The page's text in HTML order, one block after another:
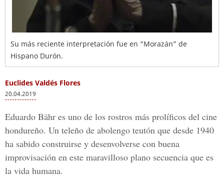
Su más reciente interpretación fue en “Morazán” de
Hispano Durón.
Euclides Valdés Flores
20.04.2019
Eduardo Bähr es uno de los rostros más prolíficos del cine
hondureño. Un teleño de abolengo teutón que desde 1940
ha sabido construirse y desenvolverse con buena
improvisación en este maravilloso plano secuencia que es
la vida humana.